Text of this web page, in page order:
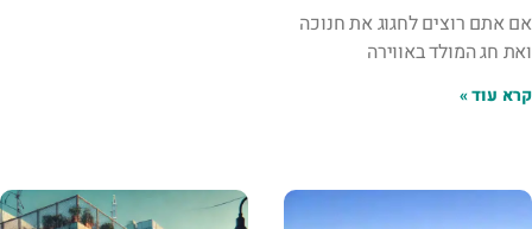
אם אתם רוצים לחגוג את חנוכה
ואת חג המולד באווירה
קרא עוד »